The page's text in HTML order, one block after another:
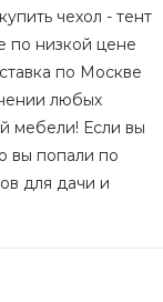
чехол - тент
по низкой цене
по Москве
любых
мебели! Если вы
вы попали по
для дачи и